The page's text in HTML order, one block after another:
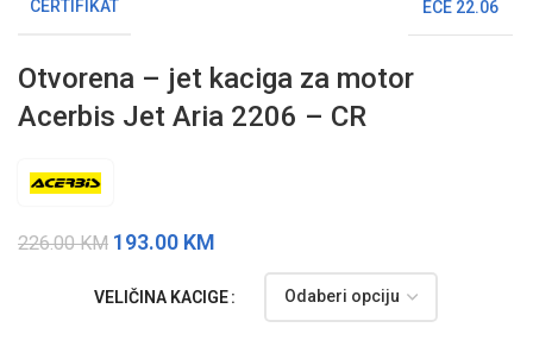
CERTIFIKAT ECE 22.06
Otvorena – jet kaciga za motor
Acerbis Jet Aria 2206 – CR
226.00KM 193.00 KM
VELIČINA KACIGE